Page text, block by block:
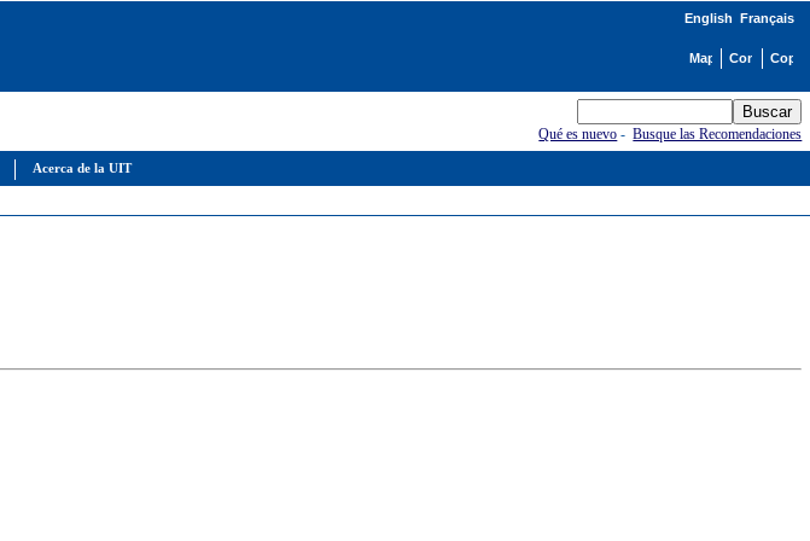
Acerca de la UIT
English Français
Qué es nuevo -Busque las Recomendaciones